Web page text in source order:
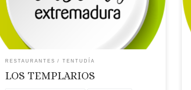
Teléfono: Teléfono: 924 516 188
Recomendaciones: Gastroexperiencias.
Extremadura Gourmet. 🗺Ubicación
RESTAURANTES TENTUDÍA
LOS TEMPLARIOS